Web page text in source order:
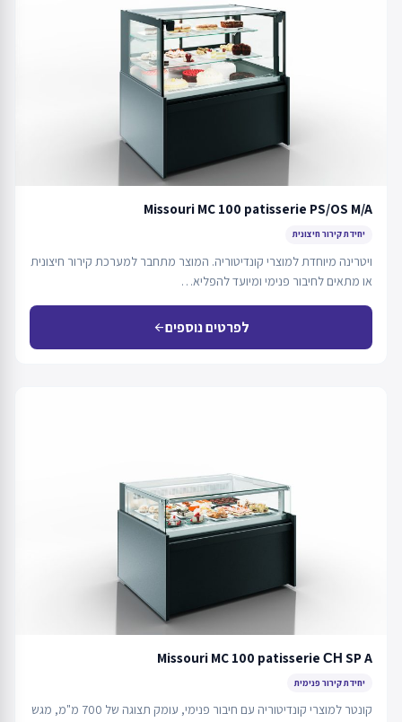
Missouri MC 100 patisserie PS/OS M/A
יחידת קירור חיצונית
ויטרינה מיוחדת למוצרי קונדיטוריה. המוצר מתחבר למערכת קירור חיצונית
או מתאים לחיבור פנימי ומיועד להפליא…
לפרטים נוספיםarrow_back
Missouri MC 100 patisserie СН SP A
יחידת קירור פנימית
קונטר למוצרי קונדיטוריה עם חיבור פנימי, עומק תצוגה של 700 מ"מ, מגש